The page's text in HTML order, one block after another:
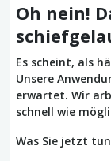
Oh nein!
Es scheint, als
Unsere
erwartet. Wir
schnell wie
Was Sie jetzt